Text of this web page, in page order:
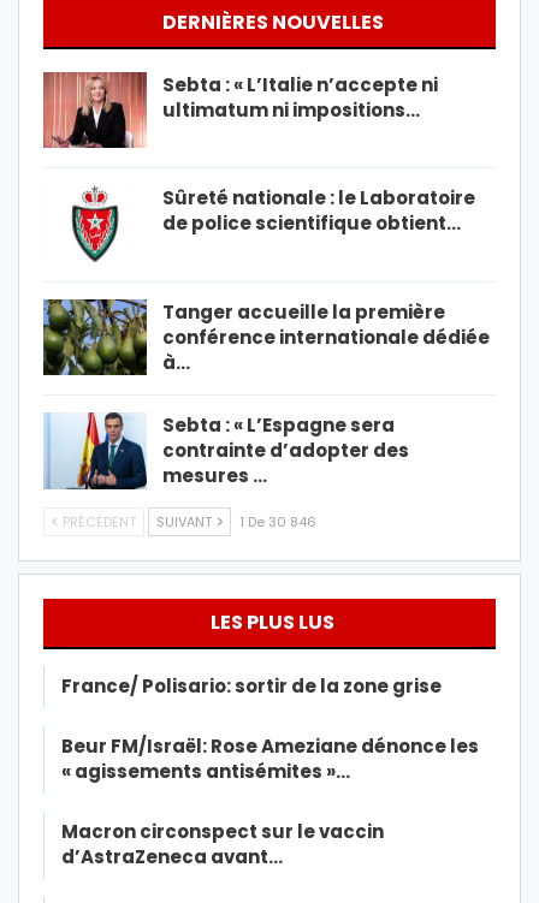
DERNIÈRES NOUVELLES
Sebta : « L’Italie n’accepte ni
ultimatum ni impositions…
Sûreté nationale : le Laboratoire
de police scientifique obtient…
Tanger accueille la première
conférence internationale dédiée
à…
Sebta : « L’Espagne sera
contrainte d’adopter des
mesures …
PRÉCÉDENT SUIVANT 1 De 30 846
LES PLUS LUS
France/ Polisario: sortir de la zone grise
Beur FM/Israël: Rose Ameziane dénonce les
« agissements antisémites »…
Macron circonspect sur le vaccin
d’AstraZeneca avant…